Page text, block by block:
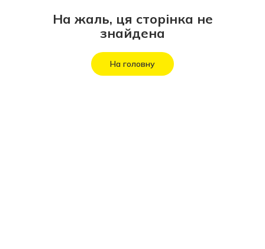
На жаль, ця сторінка не
знайдена
На головну